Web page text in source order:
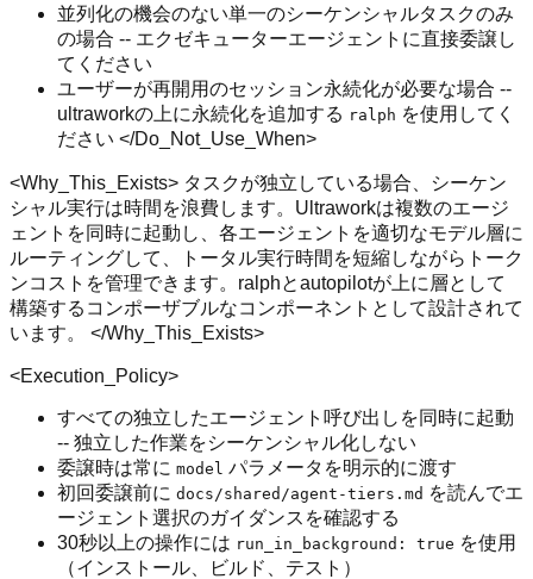
並列化の機会のない単一のシーケンシャルタスクのみ
の場合 -- エクゼキューターエージェントに直接委譲し
てください
ユーザーが再開用のセッション永続化が必要な場合 --
ultrawor​kの上に永続化を追加する ralph を使用してく
ださい </Do_Not_Use_When>
<Why_This_Exists> タスクが独立している場合、シーケン
シャル実行は時間を浪費します。Ultrawor​kは複数のエージ
ェントを同時に起動し、各エージェントを適切なモデル層に
ルーティングして、トータル実行時間を短縮しながらトーク
ンコストを管理できます。ralphとautopilotが上に層として
構築するコンポーザブルなコンポーネントとして設計されて
います。 </Why_This_Exists>
<Execution_Policy>
すべての独立したエージェント呼び出しを同時に起動
-- 独立した作業をシーケンシャル化しない
委譲時は常に model パラメータを明示的に渡す
初回委譲前に docs/shared/agent-tiers.md を読んでエ
ージェント選択のガイダンスを確認する
30秒以上の操作には run_in_background: true を使用
（インストール、ビルド、テスト）